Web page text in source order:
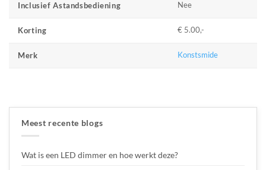
Inclusief Astandsbediening Nee
Korting € 5.00,-
Merk Konstsmide
Meest recente blogs
Wat is een LED dimmer en hoe werkt deze?